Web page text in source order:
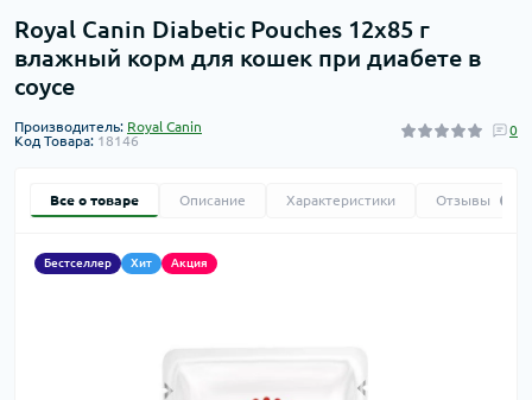
Royal Canin Diabetic Pouches 12х85 г
влажный корм для кошек при диабете в
соусе
Производитель: Royal Canin
Код Товара: 18146
0
Все о товаре Описание Характеристики Отзывы
Бестселлер Хит Акция